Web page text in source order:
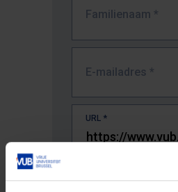
Familienaam *
E-mailadres *
URL *
De volledige URL van de